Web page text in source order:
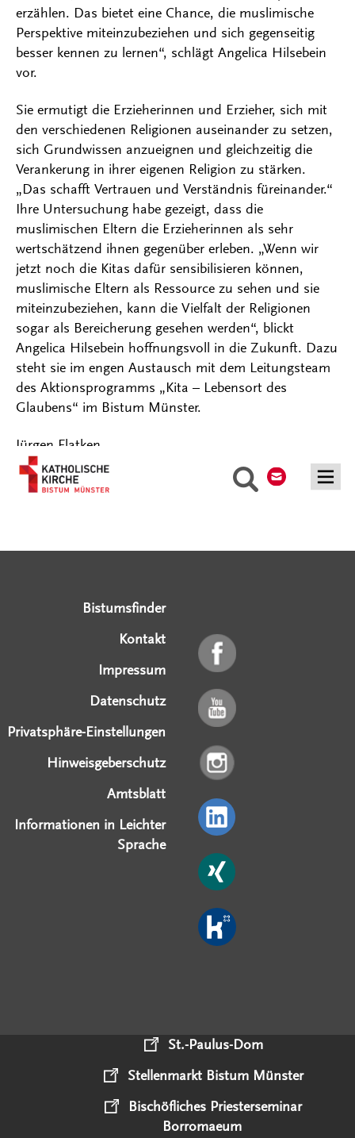
Suche
erzählen. Das bietet eine Chance, die muslimische
Perspektive miteinzubeziehen und sich gegenseitig
besser kennen zu lernen“, schlägt Angelica Hilsebein
vor.
Sie ermutigt die Erzieherinnen und Erzieher, sich mit
den verschiedenen Religionen auseinander zu setzen,
sich Grundwissen anzueignen und gleichzeitig die
Verankerung in ihrer eigenen Religion zu stärken.
„Das schafft Vertrauen und Verständnis füreinander.“
Ihre Untersuchung habe gezeigt, dass die
muslimischen Eltern die Erzieherinnen als sehr
wertschätzend ihnen gegenüber erleben. „Wenn wir
jetzt noch die Kitas dafür sensibilisieren können,
muslimische Eltern als Ressource zu sehen und sie
miteinzubeziehen, kann die Vielfalt der Religionen
sogar als Bereicherung gesehen werden“, blickt
Angelica Hilsebein hoffnungsvoll in die Zukunft. Dazu
steht sie im engen Austausch mit dem Leitungsteam
des Aktionsprogramms „Kita – Lebensort des
Glaubens“ im Bistum Münster.
Jürgen Flatken
Bistumsfinder
Kontakt
Impressum
Datenschutz
Privatsphäre-Einstellungen
Hinweisgeberschutz
Amtsblatt
Informationen in Leichter
Sprache
St.-Paulus-Dom
Stellenmarkt Bistum Münster
Bischöfliches Priesterseminar
Borromaeum